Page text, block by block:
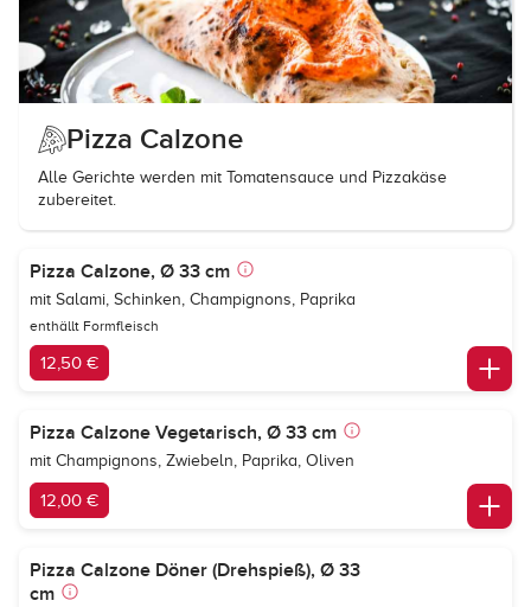
Pizza Calzone
Alle Gerichte werden mit Tomatensauce und Pizzakäse
zubereitet.
Pizza Calzone, Ø 33 cm
mit Salami, Schinken, Champignons, Paprika
enthällt Formfleisch
12,50 €
Pizza Calzone Vegetarisch, Ø 33 cm
mit Champignons, Zwiebeln, Paprika, Oliven
12,00 €
Pizza Calzone Döner (Drehspieß), Ø 33
cm